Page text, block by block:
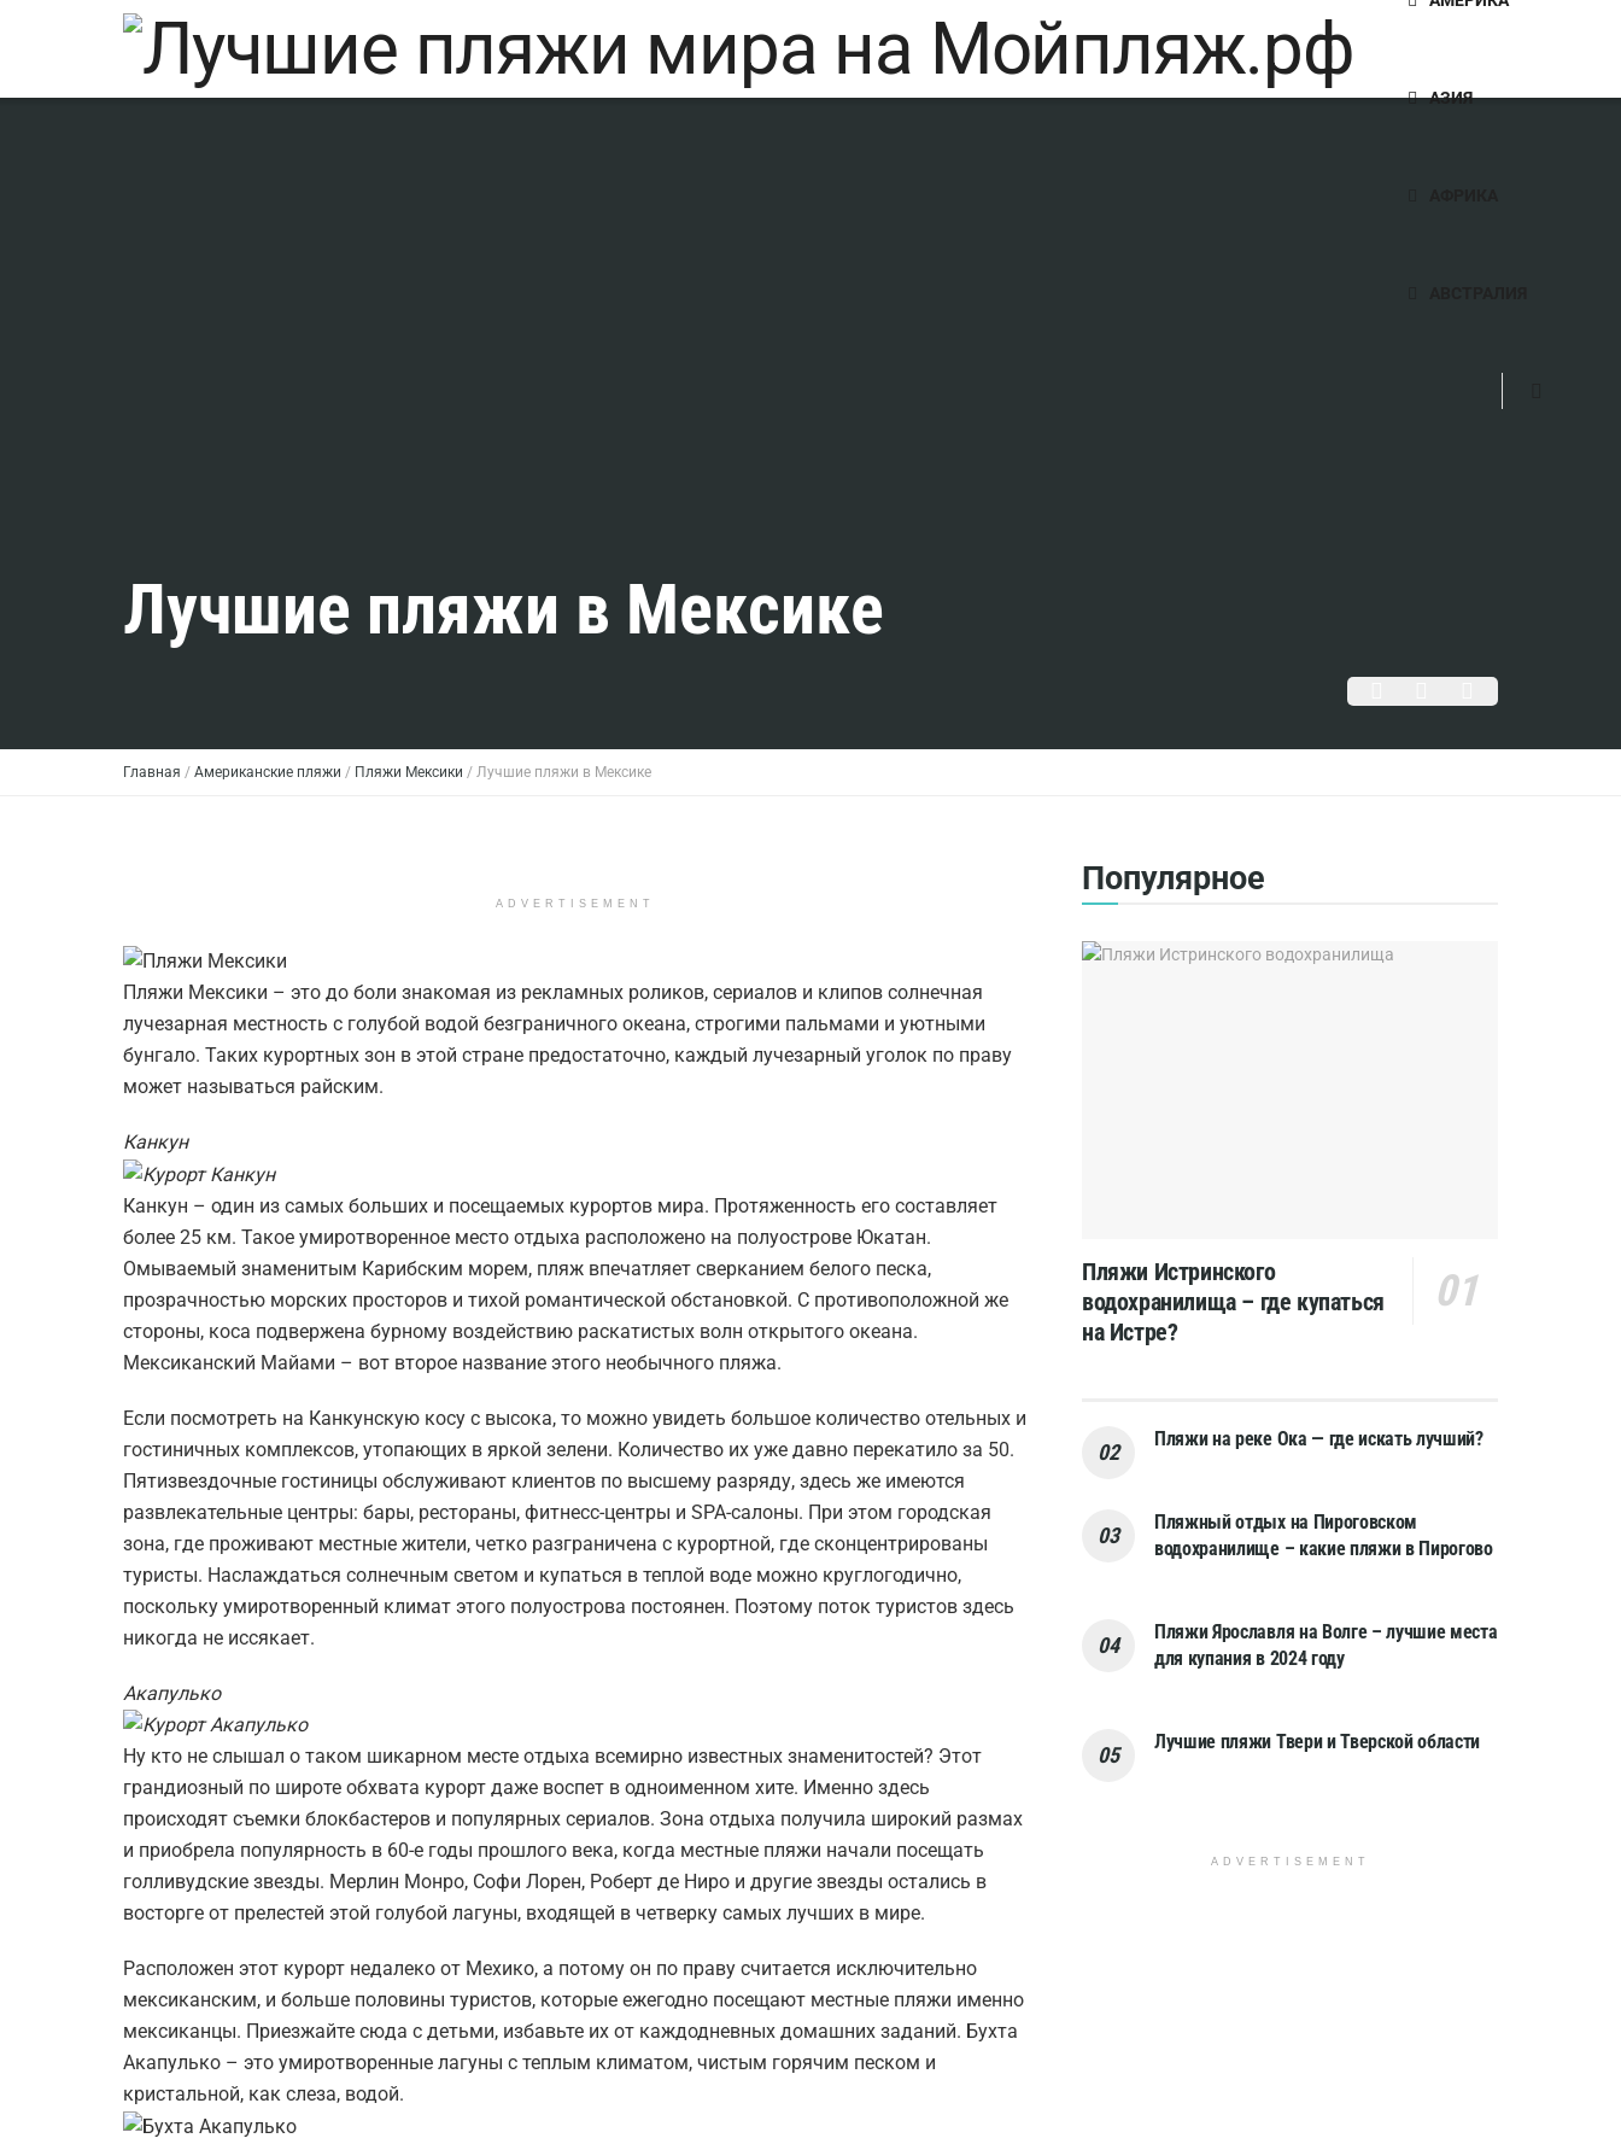
АЗИЯ
Лучшие пляжи в Мексике
Главная / Американские пляжи / Пляжи Мексики / Лучшие пляжи в Мексике
ADVERTISEMENT
Пляжи Мексики – это до боли знакомая из рекламных роликов, сериалов и клипов солнечная
лучезарная местность с голубой водой безграничного океана, строгими пальмами и уютными
бунгало. Таких курортных зон в этой стране предостаточно, каждый лучезарный уголок по праву
может называться райским.
Канкун
Канкун – один из самых больших и посещаемых курортов мира. Протяженность его составляет
более 25 км. Такое умиротворенное место отдыха расположено на полуострове Юкатан.
Омываемый знаменитым Карибским морем, пляж впечатляет сверканием белого песка,
прозрачностью морских просторов и тихой романтической обстановкой. С противоположной же
стороны, коса подвержена бурному воздействию раскатистых волн открытого океана.
Мексиканский Майами – вот второе название этого необычного пляжа.
Если посмотреть на Канкунскую косу с высока, то можно увидеть большое количество отельных и
гостиничных комплексов, утопающих в яркой зелени. Количество их уже давно перекатило за 50.
Пятизвездочные гостиницы обслуживают клиентов по высшему разряду, здесь же имеются
развлекательные центры: бары, рестораны, фитнесс-центры и SPA-салоны. При этом городская
зона, где проживают местные жители, четко разграничена с курортной, где сконцентрированы
туристы. Наслаждаться солнечным светом и купаться в теплой воде можно круглогодично,
поскольку умиротворенный климат этого полуострова постоянен. Поэтому поток туристов здесь
никогда не иссякает.
Акапулько
Ну кто не слышал о таком шикарном месте отдыха всемирно известных знаменитостей? Этот
грандиозный по широте обхвата курорт даже воспет в одноименном хите. Именно здесь
происходят съемки блокбастеров и популярных сериалов. Зона отдыха получила широкий размах
и приобрела популярность в 60-е годы прошлого века, когда местные пляжи начали посещать
голливудские звезды. Мерлин Монро, Софи Лорен, Роберт де Ниро и другие звезды остались в
восторге от прелестей этой голубой лагуны, входящей в четверку самых лучших в мире.
Расположен этот курорт недалеко от Мехико, а потому он по праву считается исключительно
мексиканским, и больше половины туристов, которые ежегодно посещают местные пляжи именно
мексиканцы. Приезжайте сюда с детьми, избавьте их от каждодневных домашних заданий. Бухта
Акапулько – это умиротворенные лагуны с теплым климатом, чистым горячим песком и
кристальной, как слеза, водой.
Популярное
Пляжи Истринского
водохранилища – где купаться
на Истре?
Пляжи на реке Ока — где искать лучший?
Пляжный отдых на Пироговском
водохранилище – какие пляжи в Пирогово
Пляжи Ярославля на Волге – лучшие места
для купания в 2024 году
Лучшие пляжи Твери и Тверской области
ADVERTISEMENT